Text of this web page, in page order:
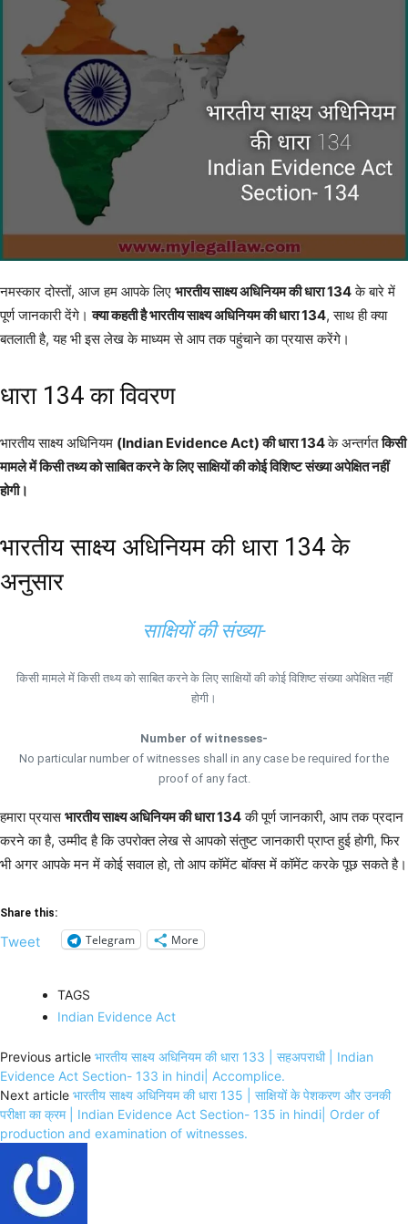
नमस्कार दोस्तों, आज हम आपके लिए भारतीय साक्ष्य अधिनियम की धारा 134के बारे में
पूर्ण जानकारी देंगे।क्या कहती है भारतीय साक्ष्य अधिनियम की धारा 134, साथ ही क्या
बतलाती है, यह भी इस लेख के माध्यम से आप तक पहुंचाने का प्रयास करेंगे।
धारा 134 का विवरण
भारतीय साक्ष्य अधिनियम (Indian Evidence Act) की धारा 134के अन्तर्गतकिसी
मामले में किसी तथ्य को साबित करने के लिए साक्षियों की कोई विशिष्ट संख्या अपेक्षित नहीं
होगी।
भारतीय साक्ष्य अधिनियम की धारा 134 के
अनुसार
साक्षियों की संख्या-
किसी मामले में किसी तथ्य को साबित करने के लिए साक्षियों की कोई विशिष्ट संख्या अपेक्षित नहीं
होगी।
Number of witnesses-
No particular number of witnesses shall in any case be required for the
proof of any fact.
हमारा प्रयासभारतीय साक्ष्य अधिनियम की धारा 134की पूर्ण जानकारी, आप तक प्रदान
करने का है, उम्मीद है कि उपरोक्त लेख से आपको संतुष्ट जानकारी प्राप्त हुई होगी, फिर
भी अगर आपके मन में कोई सवाल हो, तो आप कॉमेंट बॉक्स में कॉमेंट करके पूछ सकते है।
Share this:
Tweet Telegram More
TAGS
Indian Evidence Act
Previous article भारतीय साक्ष्य अधिनियम की धारा 133 | सहअपराधी | Indian
Evidence Act Section- 133 in hindi| Accomplice.
Next article भारतीय साक्ष्य अधिनियम की धारा 135 | साक्षियों के पेशकरण और उनकी
परीक्षा का क्रम | Indian Evidence Act Section- 135 in hindi| Order of
production and examination of witnesses.